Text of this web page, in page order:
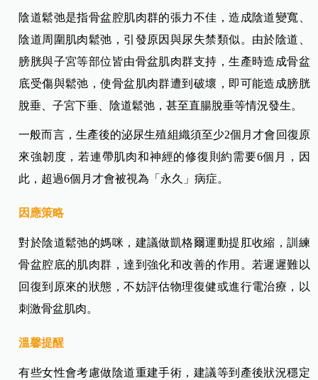
陰道鬆弛是指骨盆腔肌肉群的張力不佳，造成陰道變寬、
陰道周圍肌肉鬆弛，引發原因與尿失禁類似。由於陰道、
膀胱與子宮等部位皆由骨盆肌肉群支持，生產時造成骨盆
底受傷與鬆弛，使骨盆肌肉群遭到破壞，即可能造成膀胱
脫垂、子宮下垂、陰道鬆弛，甚至直腸脫垂等情況發生。
一般而言，生產後的泌尿生殖組織須至少2個月才會回復原
來強韌度，若連帶肌肉和神經的修復則約需要6個月，因
此，超過6個月才會被視為「永久」病症。
因應策略
對於陰道鬆弛的媽咪，建議做凱格爾運動提肛收縮，訓練
骨盆腔底的肌肉群，達到強化和改善的作用。若遲遲難以
回復到原來的狀態，不妨評估物理復健或進行電治療，以
刺激骨盆肌肉。
溫馨提醒
有些女性會考慮做陰道重建手術，建議等到產後狀況穩定